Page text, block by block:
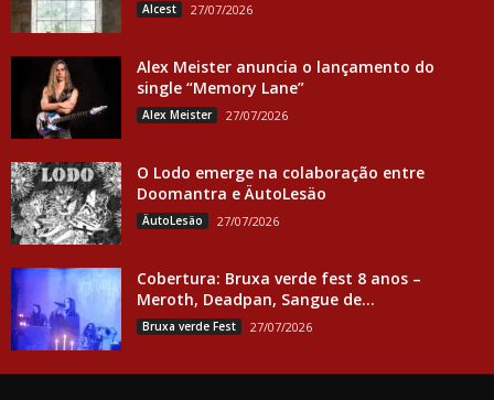
Alcest 27/07/2026
Alex Meister anuncia o lançamento do
single “Memory Lane”
Alex Meister 27/07/2026
O Lodo emerge na colaboração entre
Doomantra e ÄutoLesäo
ÄutoLesäo 27/07/2026
Cobertura: Bruxa verde fest 8 anos –
Meroth, Deadpan, Sangue de...
Bruxa verde Fest 27/07/2026